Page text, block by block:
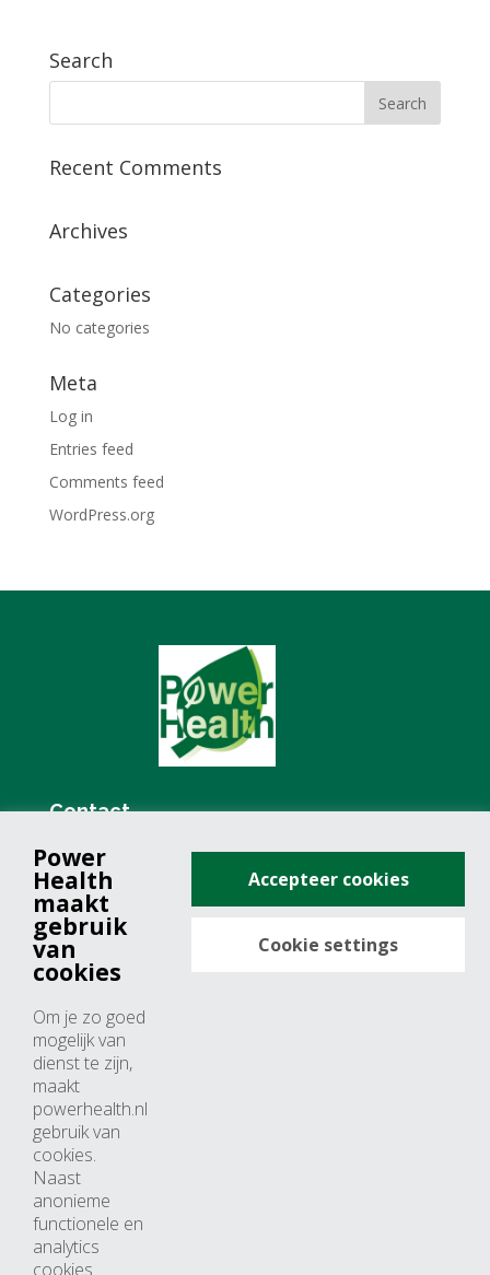
Search
Recent Comments
Archives
Categories
No categories
Meta
Log in
Entries feed
Comments feed
WordPress.org
Contact
+31 (0)76 571 19 68
info@powerhealth.nl
Adresse
4817 ZH breda
Nederland
Horaires d’ouvertures
Du lundi au jeudi: 09:00 – 17:00
Vendredi: 09:00 – 15:00
Power
Health
maakt
gebruik
van
cookies
Om je zo goed
mogelijk van
dienst te zijn,
maakt
powerhealth.nl
gebruik van
cookies.
Naast
anonieme
functionele en
analytics
cookies
Accepteer cookies
Cookie settings